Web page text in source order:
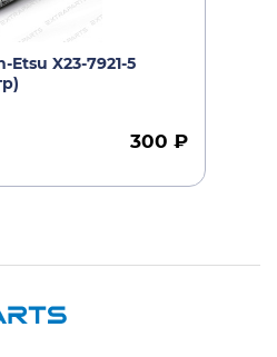
Etsu X23-7921-5
300 ₽